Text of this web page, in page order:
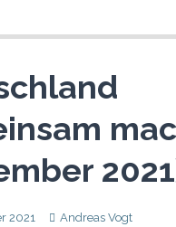
2021
Andreas Vogt